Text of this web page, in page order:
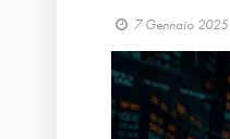
7 Gennaio